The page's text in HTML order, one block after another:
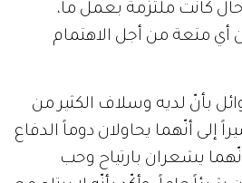
كانت ملتزمة بعمل ما،
أي متعة من أجل الاهتمام
بأنّ لديه وسلاف الكثير من
إلى أنّهما يحاولان دوماً الدفاع
يشعران بارتياح وحب